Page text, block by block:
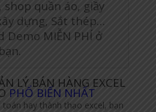
quần áo, giầy
dựng, Sắt thép…
Demo MIỄN PHÍ ở
LÝ BÁN HÀNG EXCEL
PHỔ BIẾN NHẤT
toán hay thành thạo excel, bạn